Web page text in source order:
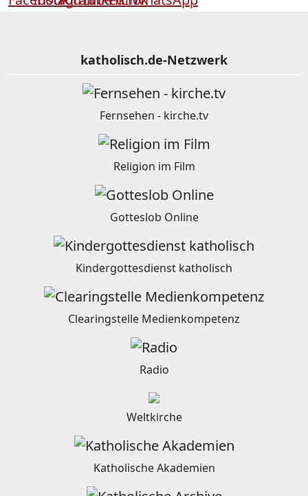
katholisch.de-Netzwerk
Fernsehen - kirche.tv
Religion im Film
Gotteslob Online
Kindergottesdienst katholisch
Clearingstelle Medienkompetenz
Radio
Weltkirche
Katholische Akademien